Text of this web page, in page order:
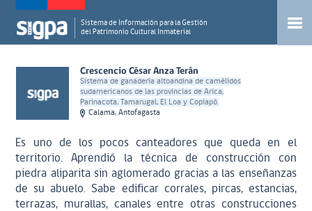
Sistema de Información para la Gestión
del Patrimonio Cultural Inmaterial
Crescencio César Anza Terán
Sistema de ganadería altoandina de camélidos
sudamericanos de las provincias de Arica,
Parinacota, Tamarugal, El Loa y Copiapó.
Calama, Antofagasta
Es uno de los pocos canteadores que queda en el
territorio. Aprendió la técnica de construcción con
piedra aliparita sin aglomerado gracias a las enseñanzas
de su abuelo. Sabe edificar corrales, pircas, estancias,
terrazas, murallas, canales entre otras construcciones